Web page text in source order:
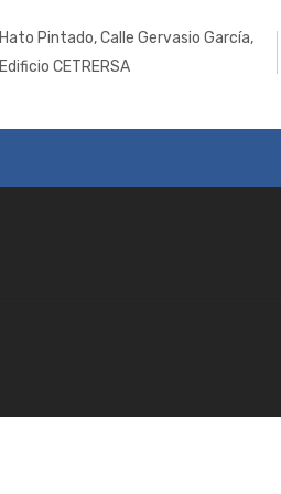
Hato Pintado, Calle Gervasio García,
Edificio CETRERSA